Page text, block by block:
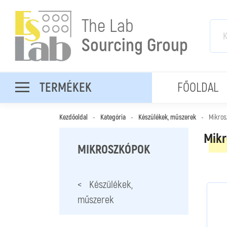
The Lab
Sourcing Group
TERMÉKEK FŐOLDAL
Kezdőoldal - Kategória - Készülékek, műszerek -
MIKROSZKÓPOK
< Készülékek,
műszerek